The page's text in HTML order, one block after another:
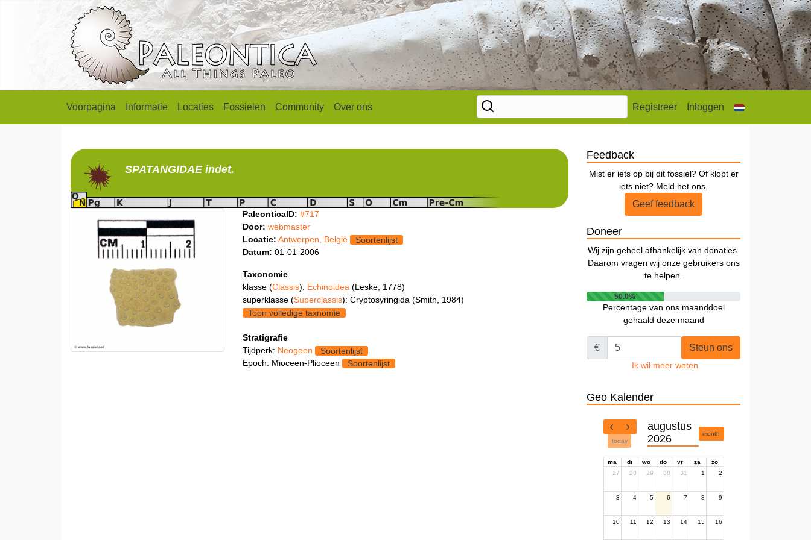
Voorpagina Informatie Locaties Fossielen Community Over ons Registreer Inloggen
SPATANGIDAEindet.
PaleonticaID: #717
Door: webmaster
Locatie: Antwerpen, België
Soortenlijst
Datum: 01-01-2006
Taxonomie
klasse (Classis): Echinoidea (Leske, 1778)
superklasse (Superclassis): Cryptosyringida (Smith, 1984)
Toon volledige taxnomie
Stratigrafie
Tijdperk: Neogeen
Soortenlijst
Epoch: Mioceen-Plioceen
Soortenlijst
Feedback
Mist er iets op bij dit fossiel? Of klopt er
iets niet? Meld het ons.
Geef feedback
Doneer
Wij zijn geheel afhankelijk van donaties.
Daarom vragen wij onze gebruikers ons
te helpen.
50.0%
Percentage van ons maanddoel
gehaald deze maand
€ Steun ons
Ik wil meer weten
Geo Kalender
today
augustus
2026
month
ma di wo do vr za
zo
27
28 29 30 31 1 2
3 4 5 6 7 8 9
10 11 12 13 14 15 16